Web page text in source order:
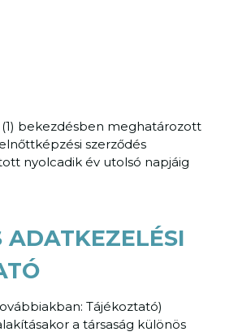
bekezdésben meghatározott
szerződés
nyolcadik év utolsó napjáig
ADATKEZELÉSI
Tájékoztató)
a társaság különös